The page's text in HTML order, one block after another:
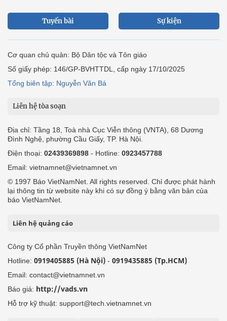
Tuyến bài Sự kiện
Cơ quan chủ quản: Bộ Dân tộc và Tôn giáo
Số giấy phép: 146/GP-BVHTTDL, cấp ngày 17/10/2025
Tổng biên tập: Nguyễn Văn Bá
Liên hệ tòa soạn
Địa chỉ: Tầng 18, Toà nhà Cục Viễn thông (VNTA), 68 Dương
Đình Nghệ, phường Cầu Giấy, TP. Hà Nội.
Điện thoại: 02439369898 - Hotline: 0923457788
Email: vietnamnet@vietnamnet.vn
© 1997 Báo VietNamNet. All rights reserved. Chỉ được phát hành
lại thông tin từ website này khi có sự đồng ý bằng văn bản của
báo VietNamNet.
Liên hệ quảng cáo
Công ty Cổ phần Truyền thông VietNamNet
Hotline: 0919405885 (Hà Nội) - 0919435885 (Tp.HCM)
Email: contact@vietnamnet.vn
Báo giá: http://vads.vn
Hỗ trợ kỹ thuật: support@tech.vietnamnet.vn